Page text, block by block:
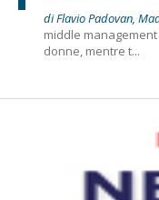
di Flavio Padovan,
middle
donne, mentre t...